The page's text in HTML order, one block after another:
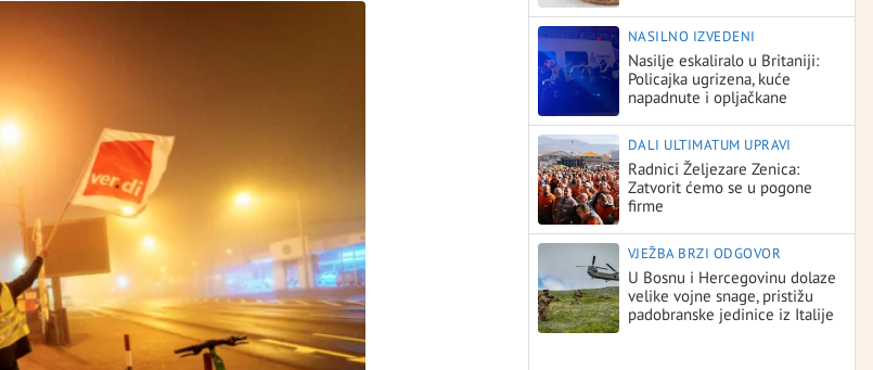
NASILNO IZVEDENI
Nasilje eskaliralo u Britaniji:
Policajka ugrizena, kuće
napadnute i opljačkane
DALI ULTIMATUM UPRAVI
Radnici Željezare Zenica:
Zatvorit ćemo se u pogone
firme
VJEŽBA BRZI ODGOVOR
U Bosnu i Hercegovinu dolaze
velike vojne snage, pristižu
padobranske jedinice iz Italije